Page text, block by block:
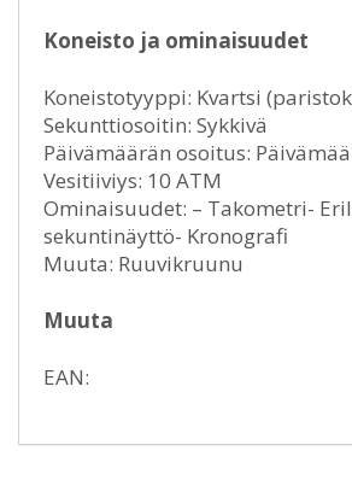
Koneisto ja ominaisuudet
Koneistotyyppi: Kvartsi
Sekunttiosoitin: Sykkivä
Päivämäärän osoitus:
Vesitiiviys: 10 ATM
Ominaisuudet: – Takometri-
sekuntinäyttö- Kronografi
Muuta: Ruuvikruunu
Muuta
EAN: